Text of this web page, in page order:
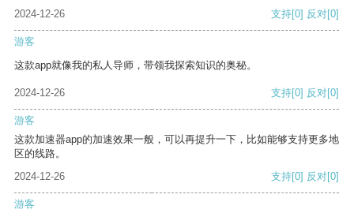
2024-12-26 支持[0] 反对[0]
游客
这款app就像我的私人导师，带领我探索知识的奥秘。
2024-12-26 支持[0] 反对[0]
游客
这款加速器app的加速效果一般，可以再提升一下，比如能够支持更多地
区的线路。
2024-12-26
支持[0] 反对[0]
游客